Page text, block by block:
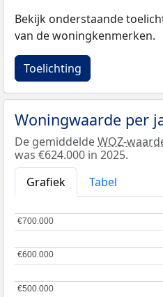
Bekijk onderstaande
van de woningkenmerken.
Toelichting
Woningwaarde per
De gemiddeldeWOZ-
was €624.000 in 2025.
Grafiek
Tabel
€500.000
€500.000
€600.000
€600.000
€700.000
€700.000